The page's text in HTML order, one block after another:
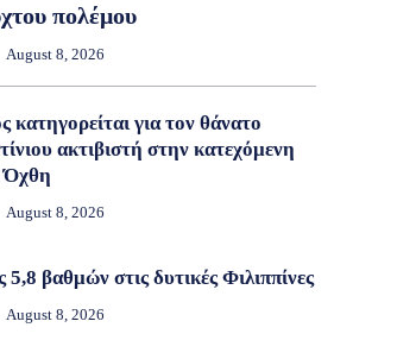
πολέμου
August 8, 2026
κατηγορείται για τον θάνατο
ακτιβιστή στην κατεχόμενη
Όχθη
August 8, 2026
5,8 βαθμών στις δυτικές Φιλιππίνες
August 8, 2026